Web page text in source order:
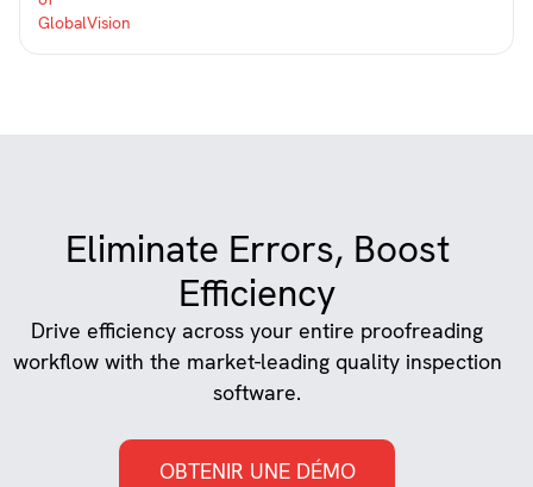
Eliminate Errors, Boost
Efficiency
Drive efficiency across your entire proofreading
workflow with the market-leading quality inspection
software.
OBTENIR UNE DÉMO